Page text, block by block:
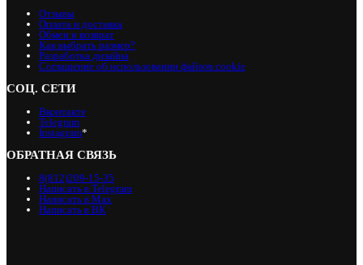
Отзывы
Оплата и доставка
Обмен и возврат
Как выбрать размер?
Разработка дизайна
Соглашение об использовании файлов cookie
СОЦ. СЕТИ
Вконтакте
Telegram
Instagram*
ОБРАТНАЯ СВЯЗЬ
8(812)209-15-35
Написать в Telegram
Написать в Max
Написать в ВК